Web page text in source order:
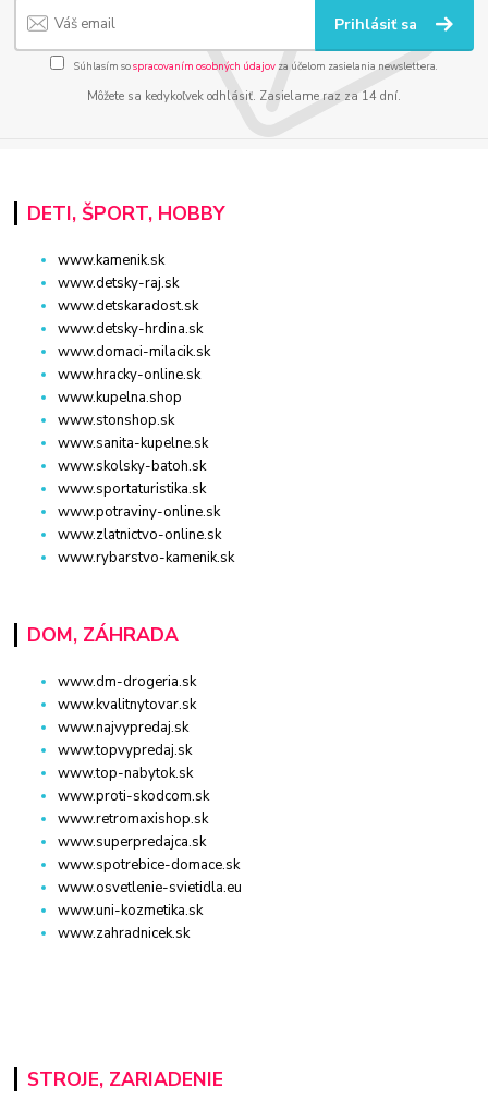
Prihlásiť sa
Súhlasím sospracovaním osobných údajov za účelom zasielania newslettera.
Môžete sa kedykoľvek odhlásiť. Zasielame raz za 14 dní.
DETI, ŠPORT, HOBBY
www.kamenik.sk
www.detsky-raj.sk
www.detskaradost.sk
www.detsky-hrdina.sk
www.domaci-milacik.sk
www.hracky-online.sk
www.kupelna.shop
www.stonshop.sk
www.sanita-kupelne.sk
www.skolsky-batoh.sk
www.sportaturistika.sk
www.potraviny-online.sk
www.zlatnictvo-online.sk
www.rybarstvo-kamenik.sk
DOM, ZÁHRADA
www.dm-drogeria.sk
www.kvalitnytovar.sk
www.najvypredaj.sk
www.topvypredaj.sk
www.top-nabytok.sk
www.proti-skodcom.sk
www.retromaxishop.sk
www.superpredajca.sk
www.spotrebice-domace.sk
www.osvetlenie-svietidla.eu
www.uni-kozmetika.sk
www.zahradnicek.sk
STROJE, ZARIADENIE